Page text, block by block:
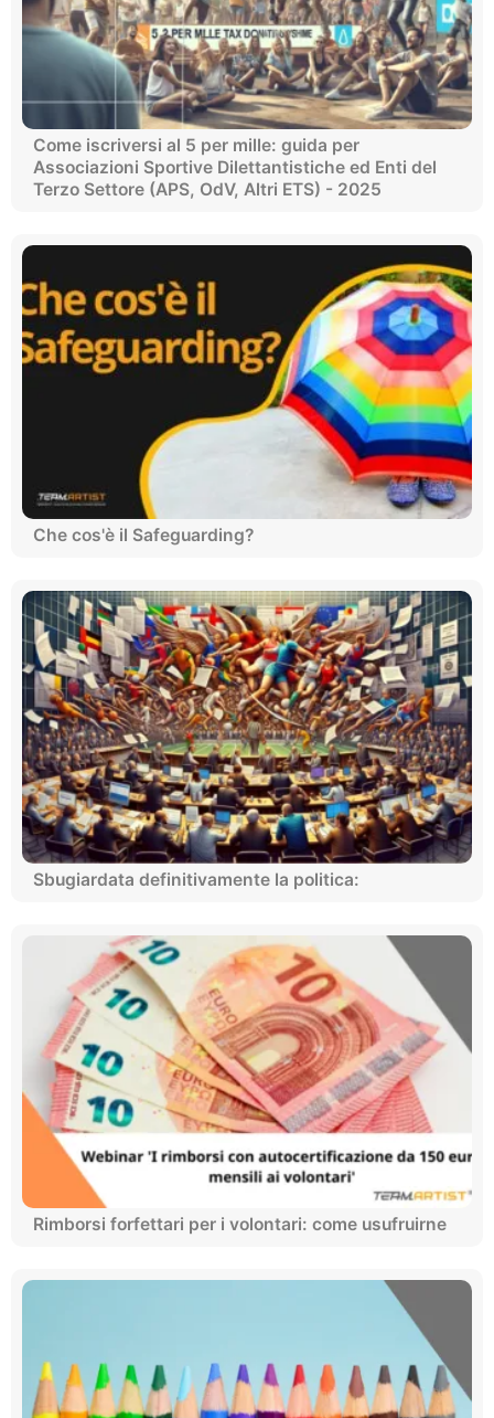
Come iscriversi al 5 per mille: guida per
Associazioni Sportive Dilettantistiche ed Enti del
Terzo Settore (APS, OdV, Altri ETS) - 2025
Che cos'è il Safeguarding?
Sbugiardata definitivamente la politica:
Rimborsi forfettari per i volontari: come usufruirne